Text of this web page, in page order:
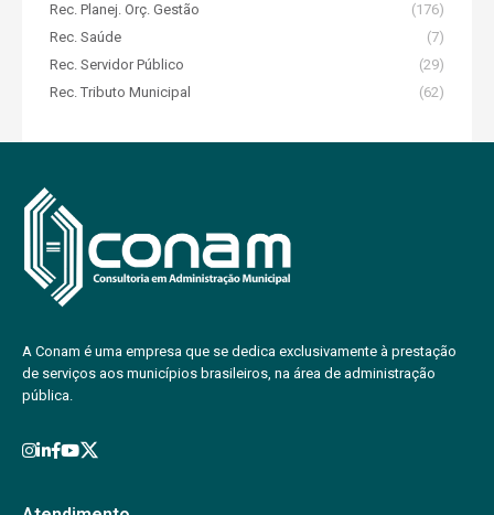
Rec. Planej. Orç. Gestão
(176)
Rec. Saúde
(7)
Rec. Servidor Público
(29)
Rec. Tributo Municipal
(62)
A Conam é uma empresa que se dedica exclusivamente à prestação
de serviços aos municípios brasileiros, na área de administração
pública.